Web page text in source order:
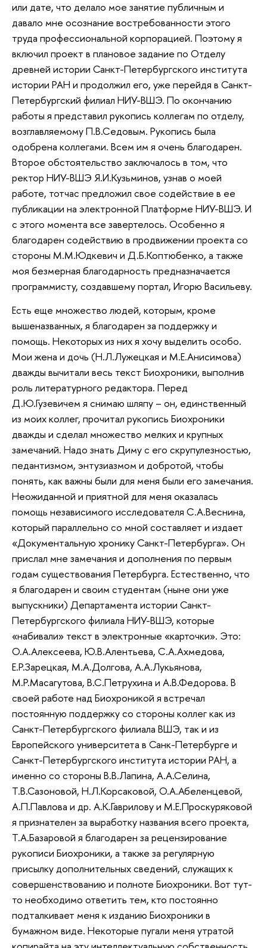
или дате, что делало мое занятие публичным и
давало мне осознание востребованности этого
труда профессиональной корпорацией. Поэтому я
включил проект в плановое задание по Отделу
древней истории Санкт-Петербургского института
истории РАН и продолжил его, уже перейдя в Санкт-
Петербургский филиал НИУ-ВШЭ. По окончанию
работы я представил рукопись коллегам по отделу,
возглавляемому П.В.Седовым. Рукопись была
одобрена коллегами. Всем им я очень благодарен.
Второе обстоятельство заключалось в том, что
ректор НИУ-ВШЭ Я.И.Кузьминов, узнав о моей
работе, тотчас предложил свое содействие в ее
публикации на электронной Платформе НИУ-ВШЭ. И
с этого момента все завертелось. Особенно я
благодарен содействию в продвижении проекта со
стороны М.М.Юдкевич и Д.Б.Коптюбенко, а также
моя безмерная благодарность предназначается
программисту, создавшему портал, Игорю Васильеву.
Есть еще множество людей, которым, кроме
вышеназванных, я благодарен за поддержку и
помощь. Некоторых из них я хочу выделить особо.
Мои жена и дочь (Н.Л.Лужецкая и М.Е.Анисимова)
дважды вычитали весь текст Биохроники, выполнив
роль литературного редактора. Перед
Д.Ю.Гузевичем я снимаю шляпу – он, единственный
из моих коллег, прочитал рукопись Биохроники
дважды и сделал множество мелких и крупных
замечаний. Надо знать Диму с его скрупулезностью,
педантизмом, энтузиазмом и добротой, чтобы
понять, как важны были для меня были его замечания.
Неожиданной и приятной для меня оказалась
помощь независимого исследователя С.А.Веснина,
который параллельно со мной составляет и издает
«Документальную хронику Санкт-Петербурга». Он
прислал мне замечания и дополнения по первым
годам существования Петербурга. Естественно, что
я благодарен и своим студентам (ныне они уже
выпускники) Департамента истории Санкт-
Петербургского филиала НИУ-ВШЭ, которые
«набивали» текст в электронные «карточки». Это:
О.А.Алексеева, Ю.В.Алентьева, С.А.Ахмедова,
Е.Р.Зарецкая, М.А.Долгова, А.А.Лукьянова,
М.Р.Масагутова, В.С.Петрухина и А.В.Федорова. В
своей работе над Биохроникой я встречал
постоянную поддержку со стороны коллег как из
Санкт-Петербургского филиала ВШЭ, так и из
Европейского университета в Санк-Петербурге и
Санкт-Петербургского института истории РАН, а
именно со стороны В.В.Лапина, А.А.Селина,
Т.В.Сазоновой, Н.Л.Корсаковой, О.А.Абеленцевой,
А.П.Павлова и др. А.К.Гаврилову и М.Е.Проскуряковой
я признателен за выработку названия всего проекта,
Т.А.Базаровой я благодарен за рецензирование
рукописи Биохроники, а также за регулярную
присылку дополнительных сведений, служащих к
совершенствованию и полноте Биохроники. Вот тут-
то необходимо ответить тем, кто постоянно
подталкивает меня к изданию Биохроники в
бумажном виде. Некоторые пугали меня утратой